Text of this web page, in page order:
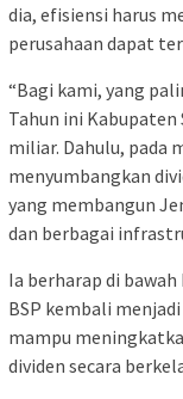
dia, efisiensi harus
perusahaan dapat
“Bagi kami, yang
Tahun ini Kabupaten
miliar. Dahulu, pada
menyumbangkan
yang membangun
dan berbagai
Ia berharap di
BSP kembali
mampu
dividen secara